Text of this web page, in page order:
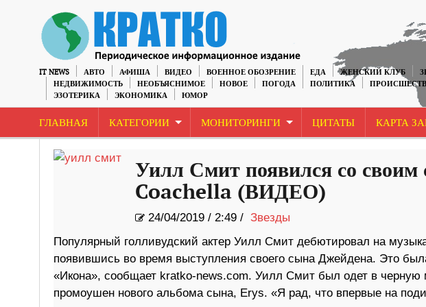
IT NEWS АВТО АФИША ВИДЕО ВОЕННОЕ ОБОЗРЕНИЕ ЕДА ЖЕНСКИЙ КЛУБ
НЕДВИЖИМОСТЬ
НЕОБЪЯСНИМОЕ НОВОЕ ПОГОДА ПОЛИТИКА
ЭЗОТЕРИКА
ЭКОНОМИКА ЮМОР
ГЛАВНАЯ КАТЕГОРИИ МОНИТОРИНГИ ЦИТАТЫ КАРТА
Уилл Смит появился со своим
Coachella (ВИДЕО)
24/04/2019/ 2:49 / Звезды
Популярный голливудский актер Уилл Смит дебютировал на
появившись во время выступления своего сына Джейдена. Это
«Икона», сообщает kratko-news.com. Уилл Смит был одет в черную
промоушен нового альбома сына, Erys. «Я рад, что впервые на